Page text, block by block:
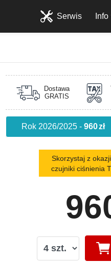
Info
Serwis
Dostawa
GRATIS
Rok 2026/2025 -960zł
Skorzystaj z
czujniki ciśnienia